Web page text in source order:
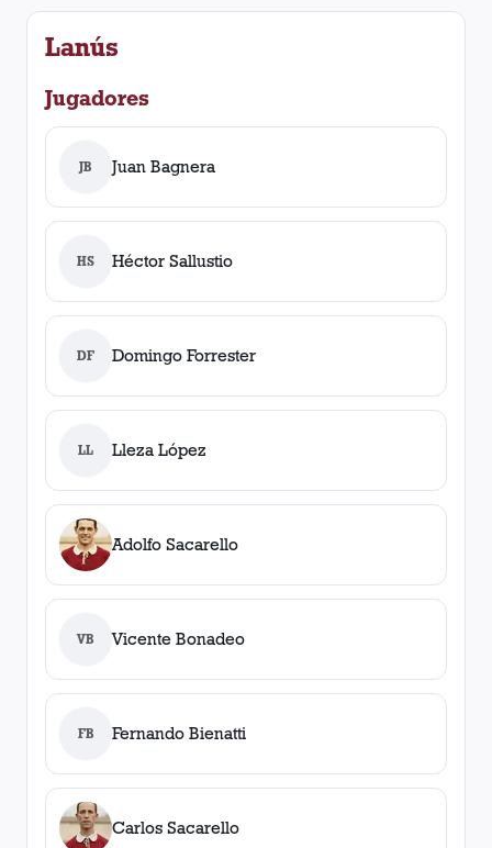
Lanús
Jugadores
JB Juan Bagnera
HS Héctor Sallustio
DF Domingo Forrester
LL Lleza López
Adolfo Sacarello
VB Vicente Bonadeo
FB Fernando Bienatti
Carlos Sacarello